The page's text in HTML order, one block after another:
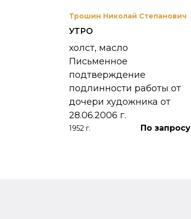
Трошин Николай Степанович
УТРО
холст, масло
Письменное
подтверждение
подлинности работы от
дочери художника от
28.06.2006 г.
1952 г. По запросу